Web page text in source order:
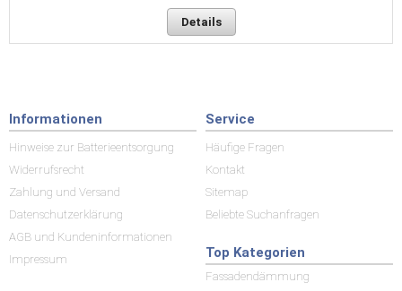
Details
Informationen
Hinweise zur Batterieentsorgung
Widerrufsrecht
Zahlung und Versand
Datenschutzerklärung
AGB und Kundeninformationen
Impressum
Service
Häufige Fragen
Kontakt
Sitemap
Beliebte Suchanfragen
Top Kategorien
Fassadendämmung